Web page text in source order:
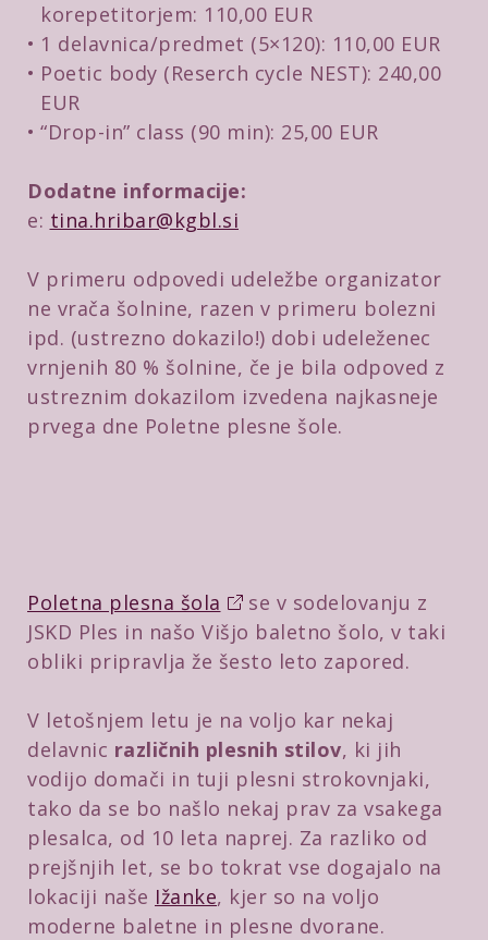
Poletna plesna šola
se v sodelovanju z
JSKD Ples in našo Višjo baletno šolo, v taki
obliki pripravlja že šesto leto zapored.
V letošnjem letu je na voljo kar nekaj
delavnic različnih plesnih stilov, ki jih
vodijo domači in tuji plesni strokovnjaki,
tako da se bo našlo nekaj prav za vsakega
plesalca, od 10 leta naprej. Za razliko od
prejšnjih let, se bo tokrat vse dogajalo na
lokaciji naše Ižanke, kjer so na voljo
moderne baletne in plesne dvorane.
korepetitorjem: 110,00 EUR
1 delavnica/predmet (5×120): 110,00 EUR
Poetic body (Reserch cycle NEST): 240,00
EUR
“Drop-in” class (90 min): 25,00 EUR
Dodatne informacije:
e: tina.hribar@kgbl.si
V primeru odpovedi udeležbe organizator
ne vrača šolnine, razen v primeru bolezni
ipd. (ustrezno dokazilo!) dobi udeleženec
vrnjenih 80 % šolnine, če je bila odpoved z
ustreznim dokazilom izvedena najkasneje
prvega dne Poletne plesne šole.